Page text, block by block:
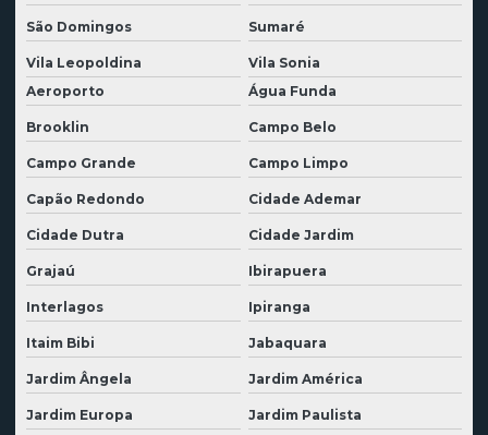
Demolidora no rio grande do sul
Demolidora no rio de janeiro
Demolidora na paraíba
Demolidora em pernambuco
Demolidora de prédios
Demolidora em rondônia
Demolidora em roraima
Demolidora em santa catarina
Demolidora em sergipe
São Domingos Sumaré
Vila Leopoldina
Vila Sonia
Aeroporto
Água Funda
Brooklin Campo Belo
Campo Grande Campo Limpo
Capão Redondo Cidade Ademar
Cidade Dutra Cidade Jardim
Grajaú Ibirapuera
Interlagos Ipiranga
Itaim Bibi Jabaquara
Jardim Ângela Jardim América
Jardim Europa Jardim Paulista